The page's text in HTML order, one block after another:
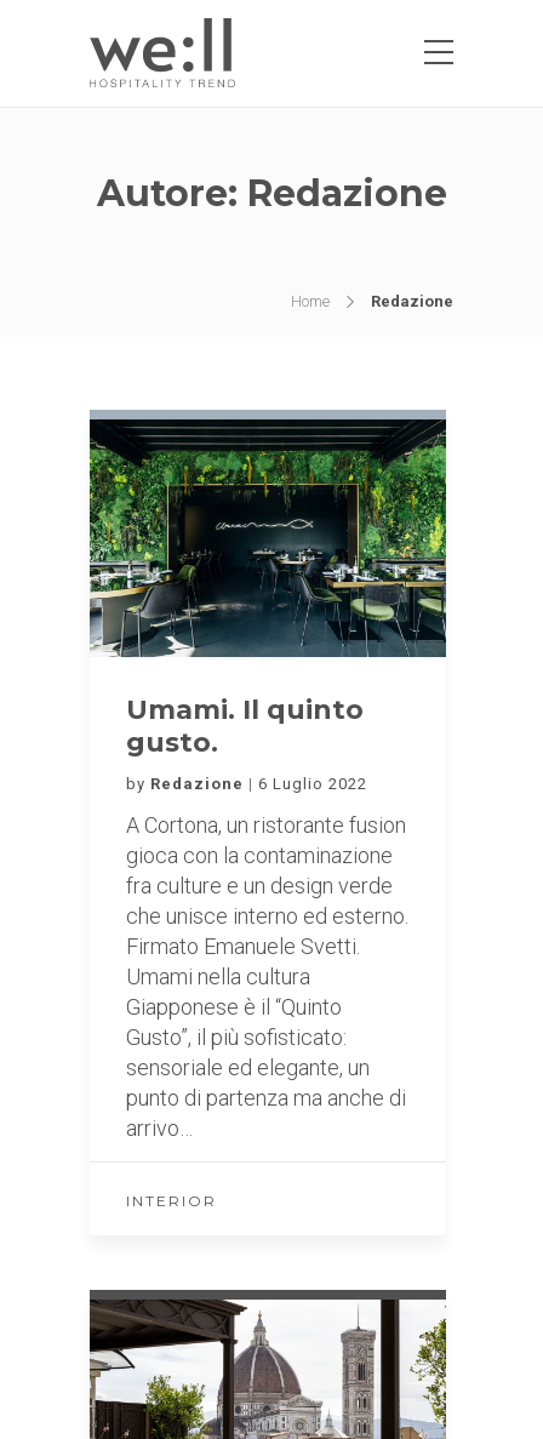
Autore: Redazione
Home Redazione
Umami. Il quinto
gusto.
by Redazione 6 Luglio 2022
A Cortona, un ristorante fusion
gioca con la contaminazione
fra culture e un design verde
che unisce interno ed esterno.
Firmato Emanuele Svetti.
Umami nella cultura
Giapponese è il “Quinto
Gusto”, il più sofisticato:
sensoriale ed elegante, un
punto di partenza ma anche di
arrivo…
INTERIOR